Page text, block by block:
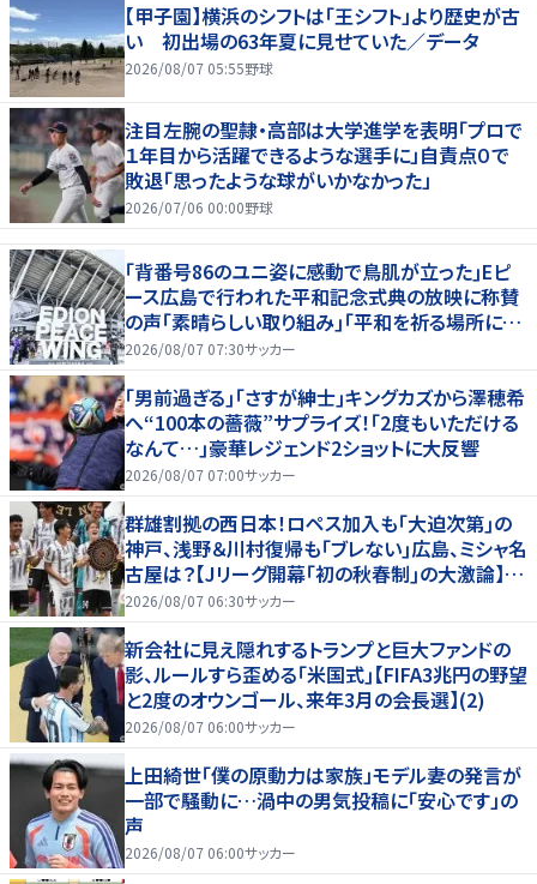
【甲子園】横浜のシフトは「王シフト」より歴史が古
い 初出場の63年夏に見せていた／データ
2026/08/07 05:55野球
注目左腕の聖隷・高部は大学進学を表明「プロで
１年目から活躍できるような選手に」自責点０で
敗退「思ったような球がいかなかった」
2026/07/06 00:00野球
｢背番号86のユニ姿に感動で鳥肌が立った｣Eピ
ース広島で行われた平和記念式典の放映に称賛
の声｢素晴らしい取り組み｣｢平和を祈る場所に相
応しい｣
2026/08/07 07:30サッカー
｢男前過ぎる｣｢さすが紳士｣キングカズから澤穂希
へ“100本の薔薇”サプライズ！｢2度もいただける
なんて…｣豪華レジェンド2ショットに大反響
2026/08/07 07:00サッカー
群雄割拠の西日本！ロペス加入も｢大迫次第｣の
神戸、浅野＆川村復帰も｢ブレない｣広島、ミシャ名
古屋は？【Jリーグ開幕｢初の秋春制｣の大激論】
(2)
2026/08/07 06:30サッカー
新会社に見え隠れするトランプと巨大ファンドの
影、ルールすら歪める｢米国式｣【FIFA3兆円の野望
と2度のオウンゴール、来年3月の会長選】(2)
2026/08/07 06:00サッカー
上田綺世「僕の原動力は家族」モデル妻の発言が
一部で騒動に…渦中の男気投稿に「安心です」の
声
2026/08/07 06:00サッカー